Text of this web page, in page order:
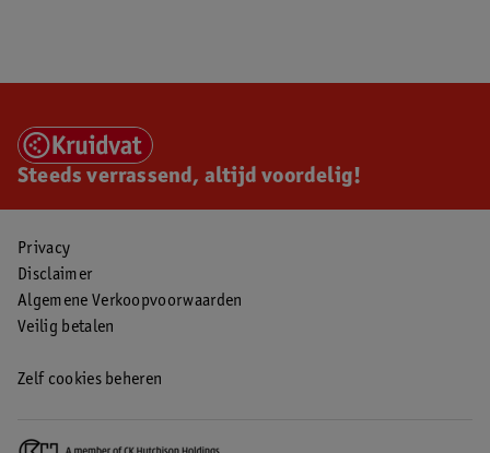
Steeds verrassend, altijd voordelig!
Privacy
Disclaimer
Algemene Verkoopvoorwaarden
Veilig betalen
Zelf cookies beheren